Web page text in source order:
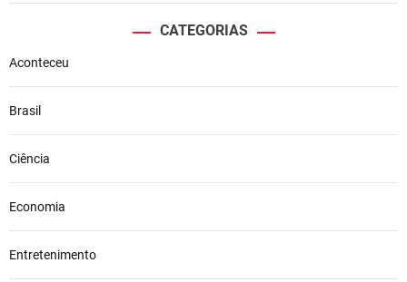
CATEGORIAS
Aconteceu
Brasil
Ciência
Economia
Entretenimento